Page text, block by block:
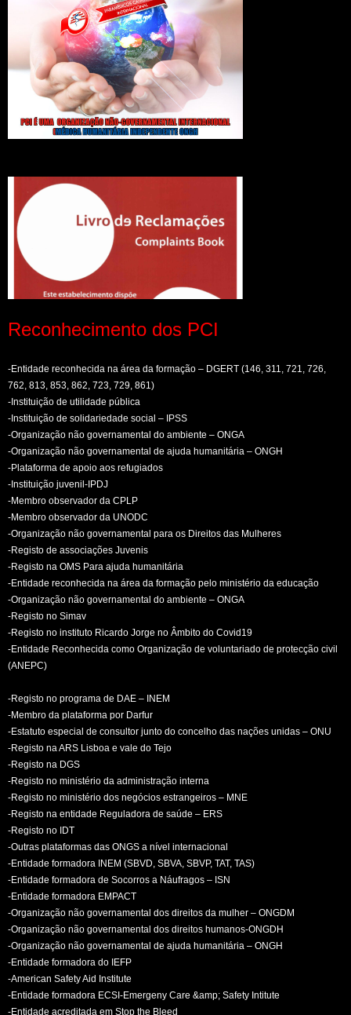
Reconhecimento dos PCI
-Entidade reconhecida na área da formação – DGERT (146, 311, 721, 726,
762, 813, 853, 862, 723, 729, 861)
-Instituição de utilidade pública
-Instituição de solidariedade social – IPSS
-Organização não governamental do ambiente – ONGA
-Organização não governamental de ajuda humanitária – ONGH
-Plataforma de apoio aos refugiados
-Instituição juvenil-IPDJ
-Membro observador da CPLP
-Membro observador da UNODC
-Organização não governamental para os Direitos das Mulheres
-Registo de associações Juvenis
-Registo na OMS Para ajuda humanitária
-Entidade reconhecida na área da formação pelo ministério da educação
-Organização não governamental do ambiente – ONGA
-Registo no Simav
-Registo no instituto Ricardo Jorge no Âmbito do Covid19
-Entidade Reconhecida como Organização de voluntariado de protecção civil
(ANEPC)
-Registo no programa de DAE – INEM
-Membro da plataforma por Darfur
-Estatuto especial de consultor junto do concelho das nações unidas – ONU
-Registo na ARS Lisboa e vale do Tejo
-Registo na DGS
-Registo no ministério da administração interna
-Registo no ministério dos negócios estrangeiros – MNE
-Registo na entidade Reguladora de saúde – ERS
-Registo no IDT
-Outras plataformas das ONGS a nível internacional
-Entidade formadora INEM (SBVD, SBVA, SBVP, TAT, TAS)
-Entidade formadora de Socorros a Náufragos – ISN
-Entidade formadora EMPACT
-Organização não governamental dos direitos da mulher – ONGDM
-Organização não governamental dos direitos humanos-ONGDH
-Organização não governamental de ajuda humanitária – ONGH
-Entidade formadora do IEFP
-American Safety Aid Institute
-Entidade formadora ECSI-Emergeny Care &amp; Safety Intitute
-Entidade acreditada em Stop the Bleed